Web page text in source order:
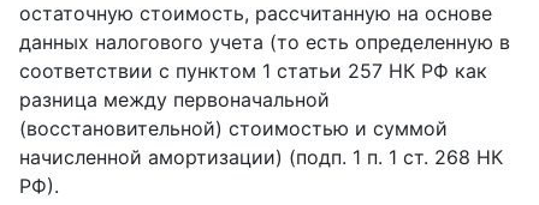
остаточную стоимость, рассчитанную на основе
данных налогового учета (то есть определенную в
соответствии с пунктом 1 статьи 257 НК РФ как
разница между первоначальной
(восстановительной) стоимостью и суммой
начисленной амортизации) (подп. 1 п. 1 ст. 268 НК
РФ).